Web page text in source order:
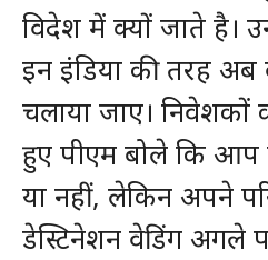
विदेश में क्यों जाते है।
इन इंडिया की तरह अब
चलाया जाए। निवेशकों
हुए पीएम बोले कि
या नहीं, लेकिन अपने
डेस्टिनेशन वेडिंग अगले